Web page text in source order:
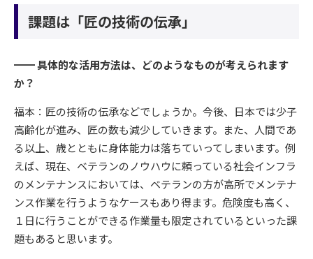
課題は「匠の技術の伝承」
━━ 具体的な活用方法は、どのようなものが考えられます
か？
福本：匠の技術の伝承などでしょうか。今後、日本では少子
高齢化が進み、匠の数も減少していきます。また、人間であ
る以上、歳とともに身体能力は落ちていってしまいます。例
えば、現在、ベテランのノウハウに頼っている社会インフラ
のメンテナンスにおいては、ベテランの方が高所でメンテナ
ンス作業を行うようなケースもあり得ます。危険度も高く、
１日に行うことができる作業量も限定されているといった課
題もあると思います。